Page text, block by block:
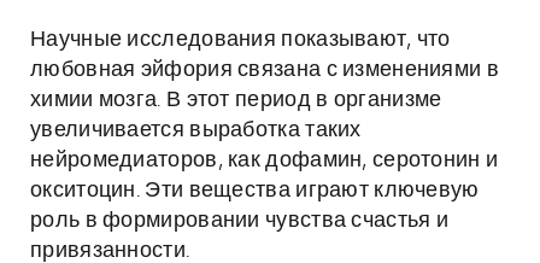
Научные исследования показывают, что
любовная эйфория связана с изменениями в
химии мозга. В этот период в организме
увеличивается выработка таких
нейромедиаторов, как дофамин, серотонин и
окситоцин. Эти вещества играют ключевую
роль в формировании чувства счастья и
привязанности.